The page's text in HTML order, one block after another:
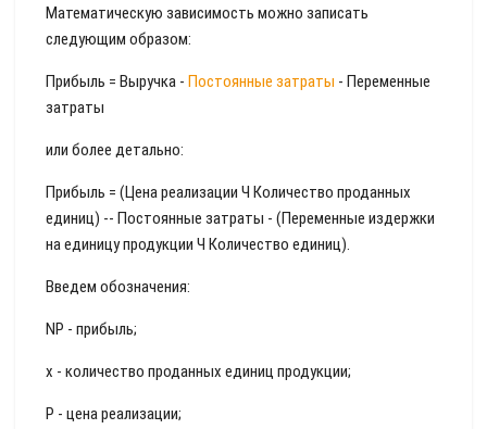
Математическую зависимость можно записать
следующим образом:
Прибыль = Выручка - Постоянные затраты - Переменные
затраты
или более детально:
Прибыль = (Цена реализации Ч Количество проданных
единиц) -- Постоянные затраты - (Переменные издержки
на единицу продукции Ч Количество единиц).
Введем обозначения:
NP - прибыль;
x - количество проданных единиц продукции;
Р - цена реализации;